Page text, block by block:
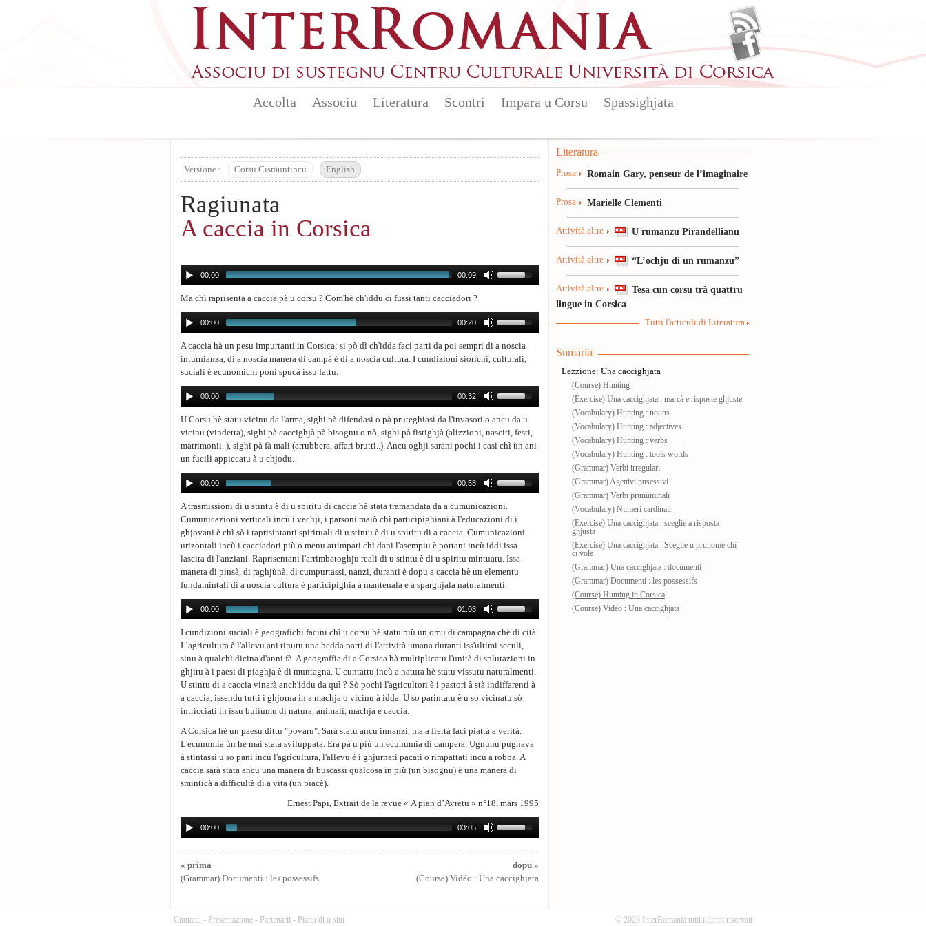
Accolta Associu Literatura Scontri Impara u Corsu Spassighjata
Versione : Corsu Cismuntincu English
Ragiunata
A caccia in Corsica
00:00 00:09
Ma chì raprisenta a caccia pà u corsu ? Com'hè ch'iddu ci fussi tanti cacciadori ?
00:00 00:20
A caccia hà un pesu impurtanti in Corsica; si pò dì ch'idda faci parti da poi sempri di a noscia
inturnianza, di a noscia manera di campà è di a noscia cultura. I cundizioni siorichi, culturali,
suciali è ecunomichi poni spucà issu fattu.
00:00 00:32
U Corsu hè statu vicinu da l'arma, sighi pà difendasi o pà pruteghiasi da l'invasori o ancu da u
vicinu (vindetta), sighi pà caccighjà pà bisognu o nò, sighi pà fistighjà (alizzioni, nasciti, festi,
matrimonii..), sighi pà fà mali (arrubbera, affari brutti..). Ancu oghji sarani pochi i casi chì ùn ani
un fucili appiccatu à u chjodu.
00:00 00:58
A trasmissioni di u stintu è di u spiritu di caccia hè stata tramandata da a cumunicazioni.
Cumunicazioni verticali incù i vechji, i parsoni maiò chì participighiani à l'educazioni di i
ghjovani è chì sò i raprisintanti spirituali di u stintu è di u spiritu di a caccia. Cumunicazioni
urizontali incù i cacciadori più o menu attimpati chì dani l'asempiu è portani incù iddi issa
lascita di l'anziani. Raprisentani l'arrimbatoghju reali di u stintu è di u spiritu mintuatu. Issa
manera di pinsà, di raghjùnà, di cumpurtassi, nanzi, duranti è dopu a caccia hè un elementu
fundamintali di a noscia cultura è participighia à mantenala è à sparghjala naturalmenti.
00:00 01:03
I cundizioni suciali è geografichi facini chì u corsu hè statu più un omu di campagna chè di cità.
L’agricultura è l'allevu ani tinutu una bedda parti di l'attività umana duranti iss'ultimi seculi,
sinu à qualchì dicina d'anni fà. A geograffia di a Corsica hà multiplicatu l'unità di splutazioni in
ghjiru à i paesi di piaghja è di muntagna. U cuntattu incù a natura hè statu vissutu naturalmenti.
U stintu di a caccia vinarà anch'iddu da quì ? Sò pochi l'agricultori è i pastori à stà indiffarenti à
a caccia, issendu tutti i ghjorna in a machja o vicinu à idda. U so parintatu è u so vicinatu sò
intricciati in issu buliumu di natura, animali, machja è caccia.
A Corsica hè un paesu dittu "povaru". Sarà statu ancu innanzi, ma a fiertà faci piattà a verità.
L'ecunumia ùn hè mai stata sviluppata. Era pà u più un ecunumia di campera. Ugnunu pugnava
à stintassi u so pani incù l'agricultura, l'allevu è i ghjurnati pacati o rimpattati incù a robba. A
caccia sarà stata ancu una manera di buscassi qualcosa in più (un bisognu) è una manera di
sminticà a difficultà di a vita (un piacè).
Ernest Papi, Extrait de la revue « A pian d’Avretu » n°18, mars 1995
00:00 03:05
« prima
(Grammar) Documenti : les possessifs
dopu »
(Course) Vidéo : Una caccighjata
Literatura
Prosa Romain Gary, penseur de l’imaginaire
Prosa Marielle Clementi
Attività altre U rumanzu Pirandellianu
Attività altre “L’ochju di un rumanzu”
Attività altre
Tesa cun corsu trà quattru
lingue in Corsica
Tutti l'articuli di Literatura
Sumariu
Lezzione: Una caccighjata
(Course) Hunting
(Exercise) Una caccighjata : marcà e risposte ghjuste
(Vocabulary) Hunting : nouns
(Vocabulary) Hunting : adjectives
(Vocabulary) Hunting : verbs
(Vocabulary) Hunting : tools words
(Grammar) Verbi irregulari
(Grammar) Agettivi pusessivi
(Grammar) Verbi prunuminali
(Vocabulary) Numeri cardinali
(Exercise) Una caccighjata : sceglie a risposta
ghjusta
(Exercise) Una caccighjata : Sceglie u prunome chì
ci vole
(Grammar) Una caccighjata : documenti
(Grammar) Documenti : les possessifs
(Course) Hunting in Corsica
(Course) Vidéo : Una caccighjata
Cuntattu - Presentazione - Partenarii - Pianu di u situ © 2026 InterRomania tutti i diritti riservati